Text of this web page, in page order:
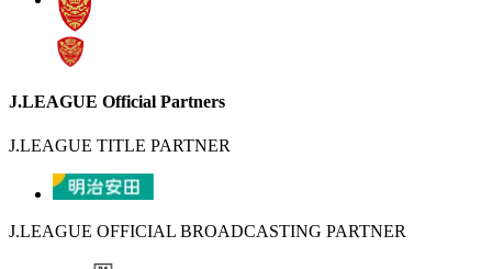
J.LEAGUE Official Partners
J.LEAGUE TITLE PARTNER
J.LEAGUE OFFICIAL BROADCASTING PARTNER